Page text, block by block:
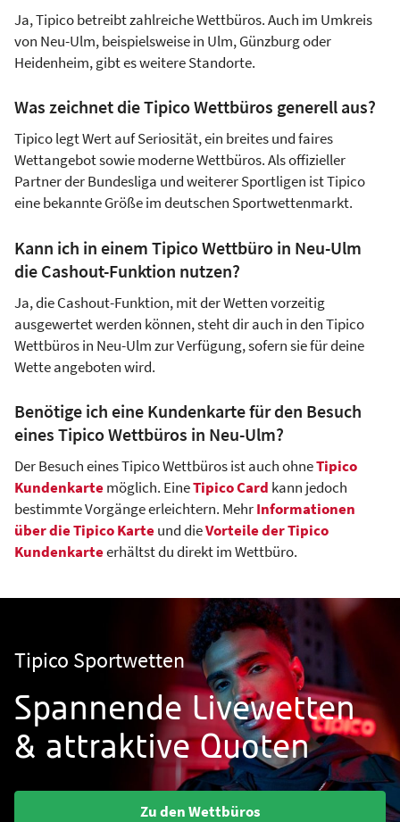
Ja, Tipico betreibt zahlreiche Wettbüros. Auch im Umkreis
von Neu-Ulm, beispielsweise in Ulm, Günzburg oder
Heidenheim, gibt es weitere Standorte.
Was zeichnet die Tipico Wettbüros generell aus?
Tipico legt Wert auf Seriosität, ein breites und faires
Wettangebot sowie moderne Wettbüros. Als offizieller
Partner der Bundesliga und weiterer Sportligen ist Tipico
eine bekannte Größe im deutschen Sportwettenmarkt.
Kann ich in einem Tipico Wettbüro in Neu-Ulm
die Cashout-Funktion nutzen?
Ja, die Cashout-Funktion, mit der Wetten vorzeitig
ausgewertet werden können, steht dir auch in den Tipico
Wettbüros in Neu-Ulm zur Verfügung, sofern sie für deine
Wette angeboten wird.
Benötige ich eine Kundenkarte für den Besuch
eines Tipico Wettbüros in Neu-Ulm?
Der Besuch eines Tipico Wettbüros ist auch ohneTipico
Kundenkartemöglich. EineTipico Card kann jedoch
bestimmte Vorgänge erleichtern. MehrInformationen
über die Tipico Karteund dieVorteile der Tipico
Kundenkarteerhältst du direkt im Wettbüro.
Tipico Sportwetten
Spannende Livewetten
& attraktive Quoten
Zu den Wettbüros